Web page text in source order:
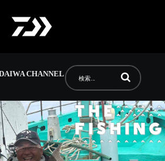
CHANNEL 動画の検索語句